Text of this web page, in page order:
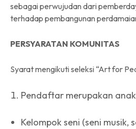
sebagai perwujudan dari
terhadap pembangunan
PERSYARATAN KOMUNITAS
Syarat mengikuti seleksi “Art for
Pendaftar merupakan
Kelompok seni (seni musik,